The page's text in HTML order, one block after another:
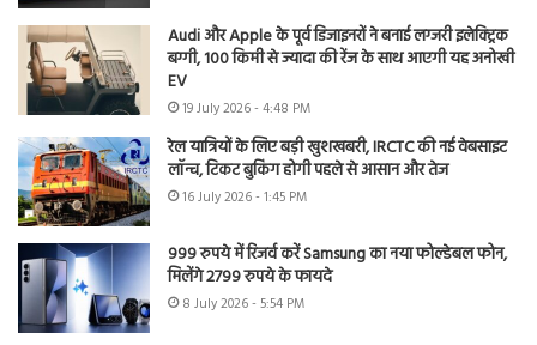
Audi और Apple के पूर्व डिजाइनरों ने बनाई लग्जरी इलेक्ट्रिक
बग्गी, 100 किमी से ज्यादा की रेंज के साथ आएगी यह अनोखी
EV
19 July 2026 - 4:48 PM
रेल यात्रियों के लिए बड़ी खुशखबरी, IRCTC की नई वेबसाइट
लॉन्च, टिकट बुकिंग होगी पहले से आसान और तेज
16 July 2026 - 1:45 PM
999 रुपये में रिजर्व करें Samsung का नया फोल्डेबल फोन,
मिलेंगे 2799 रुपये के फायदे
8 July 2026 - 5:54 PM